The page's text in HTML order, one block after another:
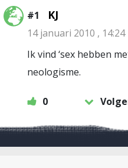
#1 KJ
14 januari 2010 , 14:24
Ik vind ‘sex hebben
neologisme.
0